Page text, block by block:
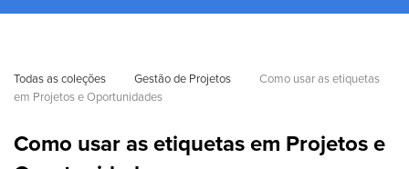
Todas as coleções Gestão de Projetos
Como usar as etiquetas
em Projetos e Oportunidades
Como usar as etiquetas em Projetos e